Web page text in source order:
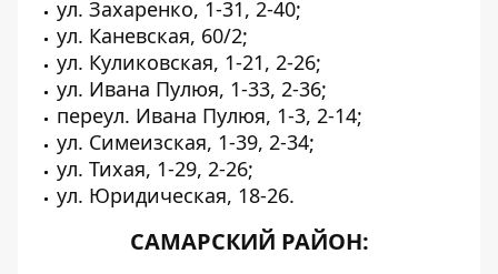
ул. Захаренко, 1-31, 2-40;
ул. Каневская, 60/2;
ул. Куликовская, 1-21, 2-26;
ул. Ивана Пулюя, 1-33, 2-36;
переул. Ивана Пулюя, 1-3, 2-14;
ул. Симеизская, 1-39, 2-34;
ул. Тихая, 1-29, 2-26;
ул. Юридическая, 18-26.
САМАРСКИЙ РАЙОН: